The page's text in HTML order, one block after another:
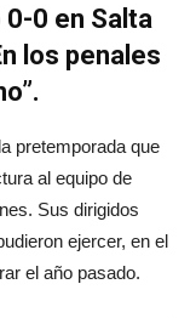
0 en Salta
los penales
pretemporada que
al equipo de
Sus dirigidos
ejercer, en el
el año pasado.